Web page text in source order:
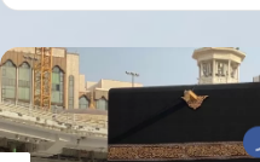
هذه المسؤولية
تثق تماماً في